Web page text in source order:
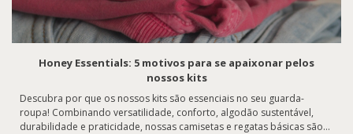
Honey Essentials: 5 motivos para se apaixonar pelos
nossos kits
Descubra por que os nossos kits são essenciais no seu guarda-
roupa! Combinando versatilidade, conforto, algodão sustentável,
durabilidade e praticidade, nossas camisetas e regatas básicas são